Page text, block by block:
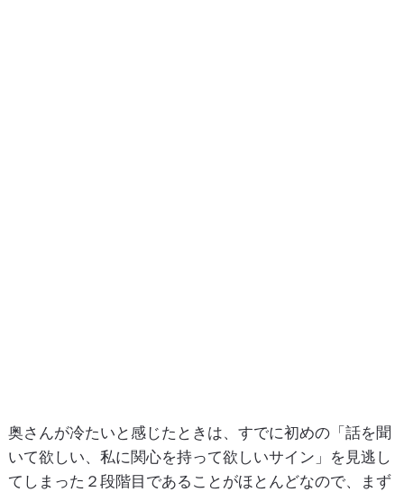
奥さんが冷たいと感じたときは、すでに初めの「話を聞
いて欲しい、私に関心を持って欲しいサイン」を見逃し
てしまった２段階目であることがほとんどなので、まず